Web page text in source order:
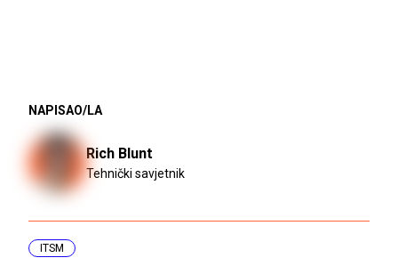
NAPISAO/LA
Rich Blunt
Tehnički savjetnik
ITSM